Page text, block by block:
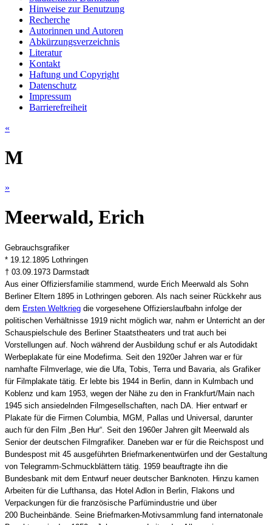
Hinweise zur Benutzung
Recherche
Autorinnen und Autoren
Abkürzungsverzeichnis
Literatur
Kontakt
Haftung und Copyright
Datenschutz
Impressum
Barrierefreiheit
«
M
»
Meerwald, Erich
Gebrauchsgrafiker
* 19.12.1895 Lothringen
† 03.09.1973 Darmstadt
Aus einer Offiziersfamilie stammend, wurde Erich Meerwald als Sohn
Berliner Eltern 1895 in Lothringen geboren. Als nach seiner Rückkehr aus
dem Ersten Weltkrieg die vorgesehene Offizierslaufbahn infolge der
politischen Verhältnisse 1919 nicht möglich war, nahm er Unterricht an der
Schauspielschule des Berliner Staatstheaters und trat auch bei
Vorstellungen auf. Noch während der Ausbildung schuf er als Autodidakt
Werbeplakate für eine Modefirma. Seit den 1920er Jahren war er für
namhafte Filmverlage, wie die Ufa, Tobis, Terra und Bavaria, als Grafiker
für Filmplakate tätig. Er lebte bis 1944 in Berlin, dann in Kulmbach und
Koblenz und kam 1953, wegen der Nähe zu den in Frankfurt/Main nach
1945 sich ansiedelnden Filmgesellschaften, nach DA. Hier entwarf er
Plakate für die Firmen Columbia, MGM, Pallas und Universal, darunter
auch für den Film „Ben Hur“. Seit den 1960er Jahren gilt Meerwald als
Senior der deutschen Filmgrafiker. Daneben war er für die Reichspost und
Bundespost mit 45 ausgeführten Briefmarkenentwürfen und der Gestaltung
von Telegramm-Schmuckblättern tätig. 1959 beauftragte ihn die
Bundesbank mit dem Entwurf neuer deutscher Banknoten. Hinzu kamen
Arbeiten für die Lufthansa, das Hotel Adlon in Berlin, Flakons und
Verpackungen für die französische Parfümindustrie und über
200 Bucheinbände. Seine Briefmarken-Motivsammlung fand internatonale